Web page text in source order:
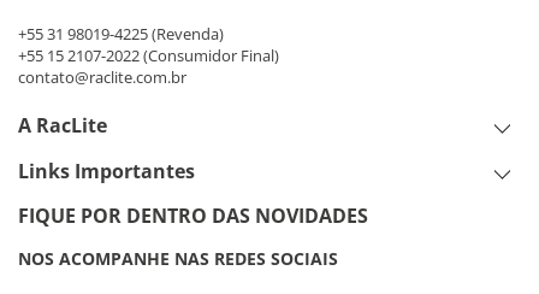
+55 31 98019-4225(Revenda)
+55 15 2107-2022(Consumidor Final)
contato@raclite.com.br
A RacLite
Links Importantes
FIQUE POR DENTRO DAS NOVIDADES
NOS ACOMPANHE NAS REDES SOCIAIS